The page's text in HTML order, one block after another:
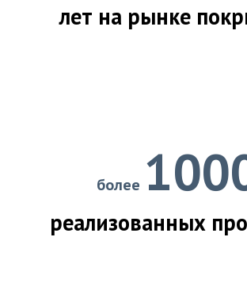
лет на рынке
более
реализованных